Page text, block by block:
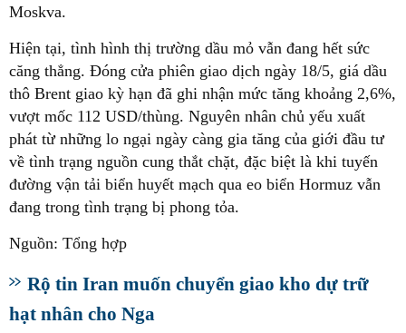
Moskva.
Hiện tại, tình hình thị trường dầu mỏ vẫn đang hết sức
căng thẳng. Đóng cửa phiên giao dịch ngày 18/5, giá dầu
thô Brent giao kỳ hạn đã ghi nhận mức tăng khoảng 2,6%,
vượt mốc 112 USD/thùng. Nguyên nhân chủ yếu xuất
phát từ những lo ngại ngày càng gia tăng của giới đầu tư
về tình trạng nguồn cung thắt chặt, đặc biệt là khi tuyến
đường vận tải biển huyết mạch qua eo biển Hormuz vẫn
đang trong tình trạng bị phong tỏa.
Nguồn: Tổng hợp
Rộ tin Iran muốn chuyển giao kho dự trữ
hạt nhân cho Nga